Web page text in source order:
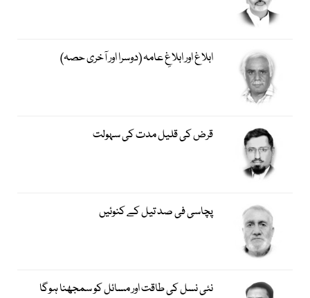
ابلاغ اور ابلاغِ عامہ (دوسرا اور آخری حصہ)
قرض کی قلیل مدت کی سہولت
پچاسی فی صد تیل کے کنوئیں
نئی نسل کی طاقت اور مسائل کو سمجھنا ہوگا